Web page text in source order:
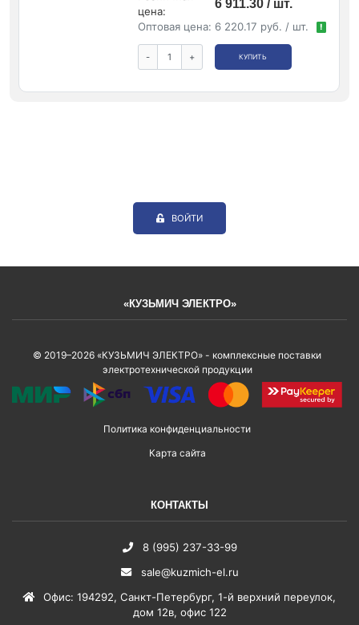
цена:
6 911.30 / шт.
Оптовая цена: 6 220.17 руб. / шт. !
- + КУПИТЬ
ВОЙТИ
«КУЗЬМИЧ ЭЛЕКТРО»
© 2019–2026 «КУЗЬМИЧ ЭЛЕКТРО» - комплексные поставки
электротехнической продукции
Политика конфиденциальности
Карта сайта
КОНТАКТЫ
8 (995) 237-33-99
sale@kuzmich-el.ru
Офис: 194292, Санкт-Петербург, 1-й верхний переулок,
дом 12в, офис 122